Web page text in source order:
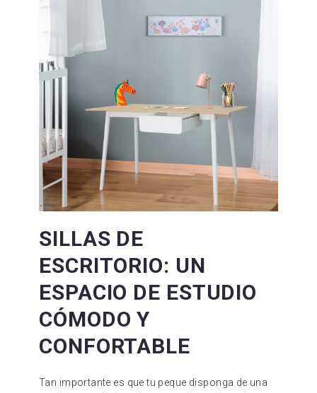
SILLAS DE
ESCRITORIO: UN
ESPACIO DE ESTUDIO
CÓMODO Y
CONFORTABLE
Tan importante es que tu peque disponga de una